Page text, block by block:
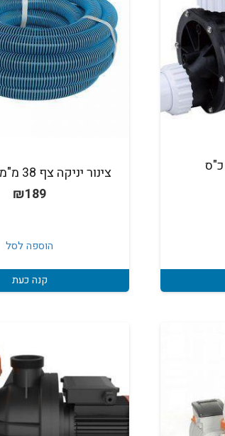
משאבה לג'קוזי 2 כ"ס
צינור יניקה צף 38 מ"מ אורך 9 מ'
₪189
הוספה לסל
קנה כעת